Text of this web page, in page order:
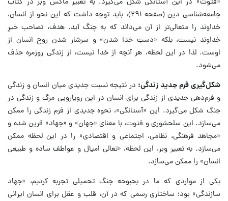
جامعه‌شناسی دین (صفحه ۲۹۱)، باید توجه داشت که این نحو از انسان،
خداوند را متعالی‌تر از آن می‌داند که به چنگ آید. هدف، تصاحب خیرِ
خداوند نیست، بلکه «دستِ خدا شدن» و سرشار شدن روح انسان از
اوست. لذا در این لحظه، هر آنچه از خدا نیست، از زندگی روزمره حذف
می‌شود.
شکل‌گیری فرم جدید زندگی: در نتیجه نسبت جدیدی میان انسان و زندگی
و فرم‌دهی جدیدی از زندگی برای انسان در این رویارویی مرگ و زندگی در
جنگ شکل می‌گیرد. این «آستانگی»، نحوه جدیدی از فرم زندگی را ممکن
می‌سازد. این سلحشوری و فتوت، با معنای «جهان» و «جهاد» قرین شده و
«مجاهد فرهنگی، نظامی، اجتماعی و اقتصادی» را در این لحظه ممکن
می‌سازد. به تعبیر وبر، این لحظه، «تعالی امیال و عواطف ساده و طبیعی
انسان» را ممکن می‌سازد.
یکی از مواردی که ما در بحبوحه جنگ تحمیلی تجربه کردیم، «جهاد
سازندگی» بود؛ ساختاری رسمی که در آن، قلب و عقل برای انسان ایرانی